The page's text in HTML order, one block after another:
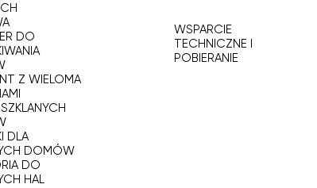
DO
Z WIELOMA
DLA
DOMÓW
DO
HAL
WSPARCIE
TECHNICZNE I
POBIERANIE